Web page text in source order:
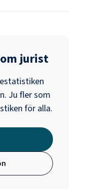
jurist
Ju fler som
för alla.